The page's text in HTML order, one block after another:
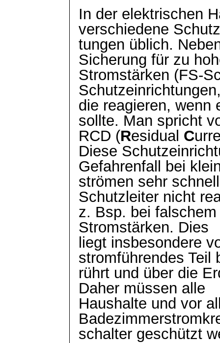
In der elektrischen
verschiedene
tungen üblich.
Sicherung für zu
Stromstärken (FS-
die reagieren, wenn
sollte. Man spricht
RCD (Residual C
Diese
Gefahrenfall bei
strömen sehr
Schutzleiter nicht
z. Bsp. bei
Stromstärken. Dies
liegt insbesondere
stromführendes Teil
rührt und über die
Daher müssen alle
Haushalte und vor
schalter geschützt